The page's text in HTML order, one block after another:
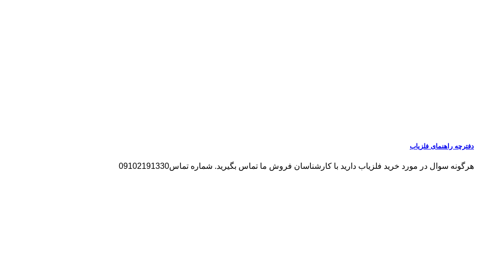
دفترچه راهنمای فلزیاب
هرگونه سوال در مورد خرید فلزیاب دارید با کارشناسان فروش ما تماس بگیرید. شماره تماس09102191330